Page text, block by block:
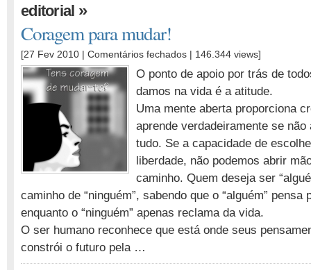
editorial »
Coragem para mudar!
[27 Fev 2010 | Comentários fechados em
para
mudar!
| 146.344 views]
O ponto de apoio por trás de
damos na vida é a atitude.
Uma mente aberta proporciona
aprende verdadeiramente se
tudo. Se a capacidade de
liberdade, não podemos abrir
caminho. Quem deseja ser
caminho de “ninguém”, sabendo que o “alguém” pensa
enquanto o “ninguém” apenas reclama da vida.
O ser humano reconhece que está onde seus
constrói o futuro pela …